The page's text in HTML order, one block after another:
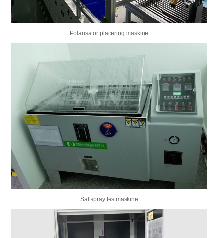
Polarisator placering maskine
Saltspray testmaskine